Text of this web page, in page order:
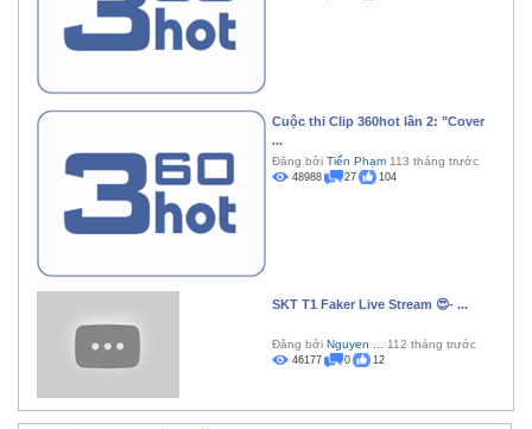
Cuộc thi Clip 360hot lần 2: "Cover
...
Đăng bởi Tiến Phạm 113 tháng trước
48988 27 104
SKT T1 Faker Live Stream 😍- ...
Đăng bởi Nguyen ... 112 tháng trước
46177 0 12